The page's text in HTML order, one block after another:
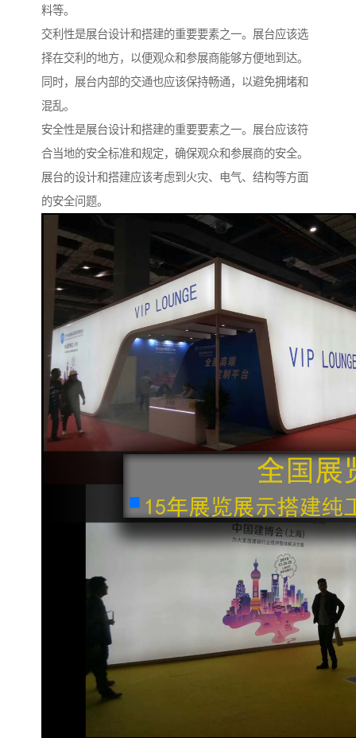
料等。
交利性是展台设计和搭建的重要要素之一。展台应该选
择在交利的地方，以便观众和参展商能够方便地到达。
同时，展台内部的交通也应该保持畅通，以避免拥堵和
混乱。
安全性是展台设计和搭建的重要要素之一。展台应该符
合当地的安全标准和规定，确保观众和参展商的安全。
展台的设计和搭建应该考虑到火灾、电气、结构等方面
的安全问题。